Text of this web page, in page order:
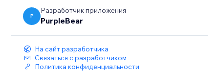
профессиональный вид с настраиваемыми
отзывами.
P
Разработчик приложения
PurpleBear
На сайт разработчика
Связаться с разработчиком
Политика конфиденциальности